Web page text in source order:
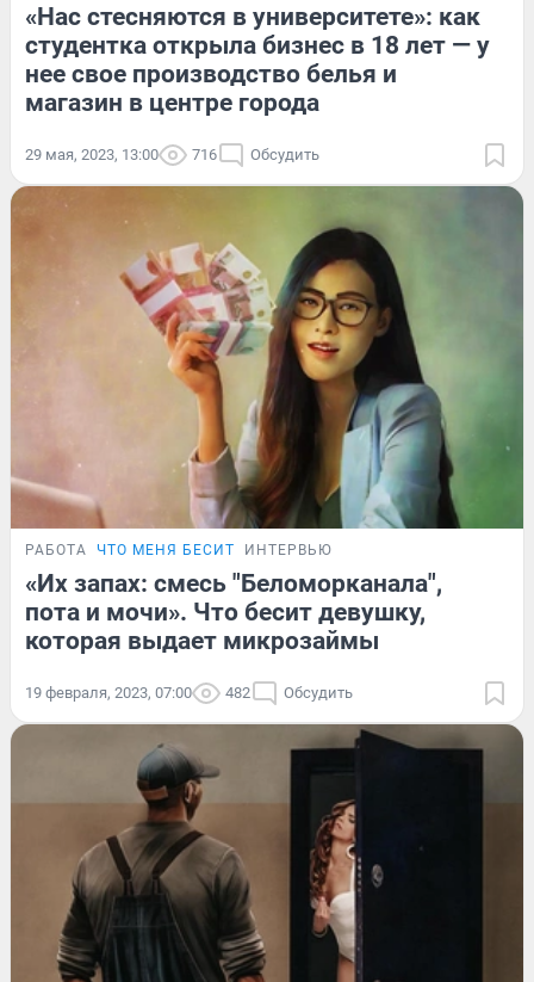
«Нас стесняются в университете»: как
студентка открыла бизнес в 18 лет — у
нее свое производство белья и
магазин в центре города
29 мая, 2023, 13:00 716 Обсудить
РАБОТА ЧТО МЕНЯ БЕСИТ ИНТЕРВЬЮ
«Их запах: смесь "Беломорканала",
пота и мочи». Что бесит девушку,
которая выдает микрозаймы
19 февраля, 2023, 07:00 482 Обсудить